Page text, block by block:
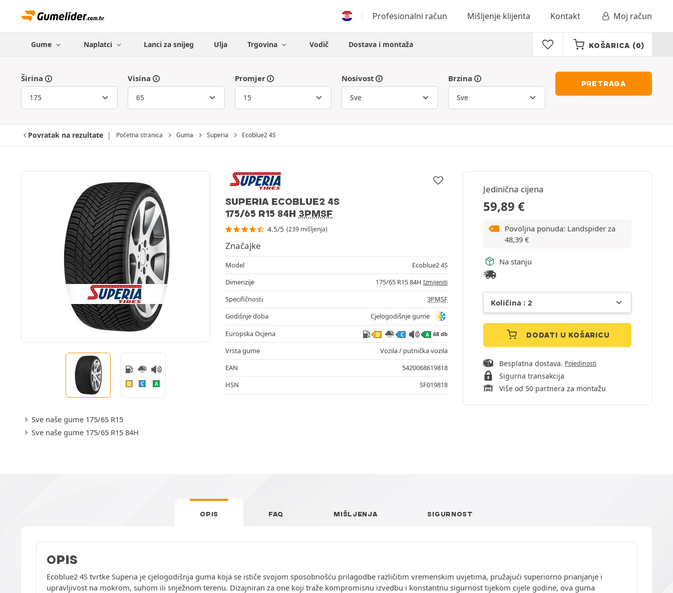
Profesionalni račun Mišljenje klijenta Kontakt Moj račun
Gume Naplatci Lanci za snijeg Ulja Trgovina Vodič Dostava i montaža KOŠARICA (0)
Širina Visina Promjer Nosivost Brzina
PRETRAGA
Povratak na rezultate Početna stranica Guma Superia Ecoblue2 4S
SUPERIA ECOBLUE2 4S
175/65 R15 84H 3PMSF
4.5/5 (239 mišljenja)
D C A
Sve naše gume 175/65 R15
Sve naše gume 175/65 R15 84H
Jedinična cijena
59,89 €
Povoljna ponuda: Landspider za
48,39 €
Na stanju
DODATI U KOŠARICU
Besplatna dostava. Pojedinosti
Sigurna transakcija
Više od 50 partnera za montažu
Značajke
Model
Ecoblue2 4S
Dimenzije
175/65 R15 84H Izmijeniti
Specifičnosti
3PMSF
Godišnje doba
Cjelogodišnje gume
Europska Ocjena
D C A 68 db
Vrsta gume
Vozila / putnička vozila
EAN
5420068619818
HSN
SF019818
OPIS FAQ MIŠLJENJA SIGURNOST
OPIS
Ecoblue2 4S tvrtke Superia je cjelogodišnja guma koja se ističe svojom sposobnošću prilagodbe različitim vremenskim uvjetima, pružajući superiorno prianjanje i
upravljivost na mokrom, suhom ili snježnom terenu. Dizajniran za one koji traže kompromisnu izvedbu i konstantnu sigurnost tijekom cijele godine, ova guma